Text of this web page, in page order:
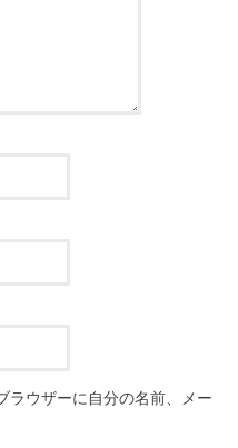
ラウザーに自分の名前、メー